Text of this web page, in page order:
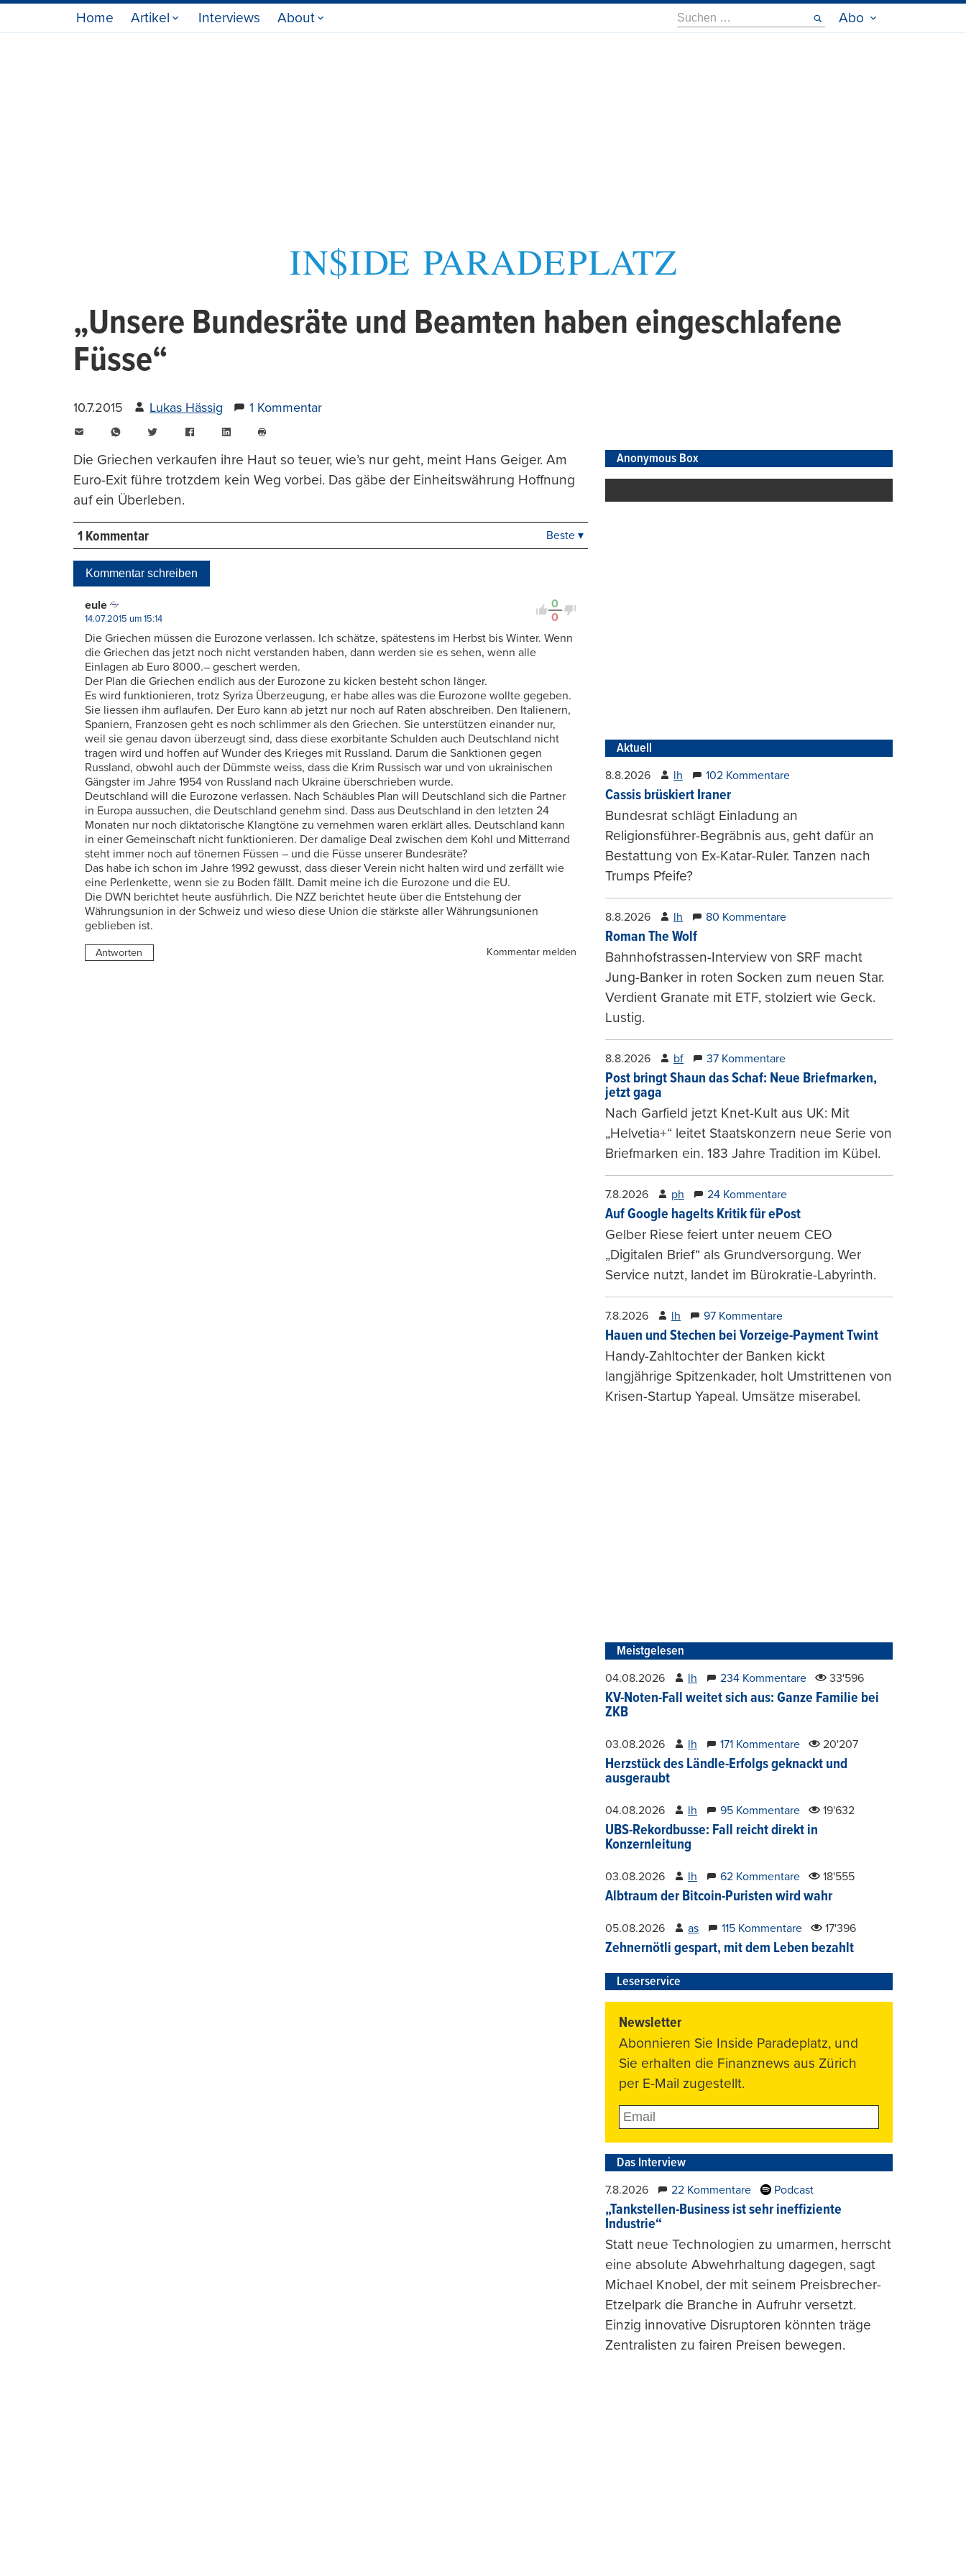
Home Artikel Interviews About
Suche
nach:
Abo
„Unsere Bundesräte und Beamten haben eingeschlafene
Füsse“
10.7.2015 Lukas Hässig 1 Kommentar
WhatsAppTwitter FacebookLinkedIn
drucken
Die Griechen verkaufen ihre Haut so teuer, wie’s nur geht, meint Hans Geiger. Am
Euro-Exit führe trotzdem kein Weg vorbei. Das gäbe der Einheitswährung Hoffnung
auf ein Überleben.
1 Kommentar Beste ▾
Kommentar schreiben
0
0
eule
14.07.2015 um 15:14
Die Griechen müssen die Eurozone verlassen. Ich schätze, spätestens im Herbst bis Winter. Wenn
die Griechen das jetzt noch nicht verstanden haben, dann werden sie es sehen, wenn alle
Einlagen ab Euro 8000.– geschert werden.
Der Plan die Griechen endlich aus der Eurozone zu kicken besteht schon länger.
Es wird funktionieren, trotz Syriza Überzeugung, er habe alles was die Eurozone wollte gegeben.
Sie liessen ihm auflaufen. Der Euro kann ab jetzt nur noch auf Raten abschreiben. Den Italienern,
Spaniern, Franzosen geht es noch schlimmer als den Griechen. Sie unterstützen einander nur,
weil sie genau davon überzeugt sind, dass diese exorbitante Schulden auch Deutschland nicht
tragen wird und hoffen auf Wunder des Krieges mit Russland. Darum die Sanktionen gegen
Russland, obwohl auch der Dümmste weiss, dass die Krim Russisch war und von ukrainischen
Gängster im Jahre 1954 von Russland nach Ukraine überschrieben wurde.
Deutschland will die Eurozone verlassen. Nach Schäubles Plan will Deutschland sich die Partner
in Europa aussuchen, die Deutschland genehm sind. Dass aus Deutschland in den letzten 24
Monaten nur noch diktatorische Klangtöne zu vernehmen waren erklärt alles. Deutschland kann
in einer Gemeinschaft nicht funktionieren. Der damalige Deal zwischen dem Kohl und Mitterrand
steht immer noch auf tönernen Füssen – und die Füsse unserer Bundesräte?
Das habe ich schon im Jahre 1992 gewusst, dass dieser Verein nicht halten wird und zerfällt wie
eine Perlenkette, wenn sie zu Boden fällt. Damit meine ich die Eurozone und die EU.
Die DWN berichtet heute ausführlich. Die NZZ berichtet heute über die Entstehung der
Währungsunion in der Schweiz und wieso diese Union die stärkste aller Währungsunionen
geblieben ist.
Antworten Kommentar melden
Anonymous Box
Aktuell
8.8.2026 lh 102 Kommentare
Cassis brüskiert Iraner
Bundesrat schlägt Einladung an
Religionsführer-Begräbnis aus, geht dafür an
Bestattung von Ex-Katar-Ruler. Tanzen nach
Trumps Pfeife?
8.8.2026 lh 80 Kommentare
Roman The Wolf
Bahnhofstrassen-Interview von SRF macht
Jung-Banker in roten Socken zum neuen Star.
Verdient Granate mit ETF, stolziert wie Geck.
Lustig.
8.8.2026 bf 37 Kommentare
Post bringt Shaun das Schaf: Neue Briefmarken,
jetzt gaga
Nach Garfield jetzt Knet-Kult aus UK: Mit
„Helvetia+“ leitet Staatskonzern neue Serie von
Briefmarken ein. 183 Jahre Tradition im Kübel.
7.8.2026 ph 24 Kommentare
Auf Google hagelts Kritik für ePost
Gelber Riese feiert unter neuem CEO
„Digitalen Brief“ als Grundversorgung. Wer
Service nutzt, landet im Bürokratie-Labyrinth.
7.8.2026 lh 97 Kommentare
Hauen und Stechen bei Vorzeige-Payment Twint
Handy-Zahltochter der Banken kickt
langjährige Spitzenkader, holt Umstrittenen von
Krisen-Startup Yapeal. Umsätze miserabel.
Meistgelesen
04.08.2026 lh 234 Kommentare 33'596
KV-Noten-Fall weitet sich aus: Ganze Familie bei
ZKB
03.08.2026 lh 171 Kommentare 20'207
Herzstück des Ländle-Erfolgs geknackt und
ausgeraubt
04.08.2026 lh 95 Kommentare 19'632
UBS-Rekordbusse: Fall reicht direkt in
Konzernleitung
03.08.2026 lh 62 Kommentare 18'555
Albtraum der Bitcoin-Puristen wird wahr
05.08.2026 as 115 Kommentare 17'396
Zehnernötli gespart, mit dem Leben bezahlt
Leserservice
Newsletter
Abonnieren Sie Inside Paradeplatz, und
Sie erhalten die Finanznews aus Zürich
per E-Mail zugestellt.
Das Interview
7.8.2026 22 Kommentare Podcast
„Tankstellen-Business ist sehr ineffiziente
Industrie“
Statt neue Technologien zu umarmen, herrscht
eine absolute Abwehrhaltung dagegen, sagt
Michael Knobel, der mit seinem Preisbrecher-
Etzelpark die Branche in Aufruhr versetzt.
Einzig innovative Disruptoren könnten träge
Zentralisten zu fairen Preisen bewegen.